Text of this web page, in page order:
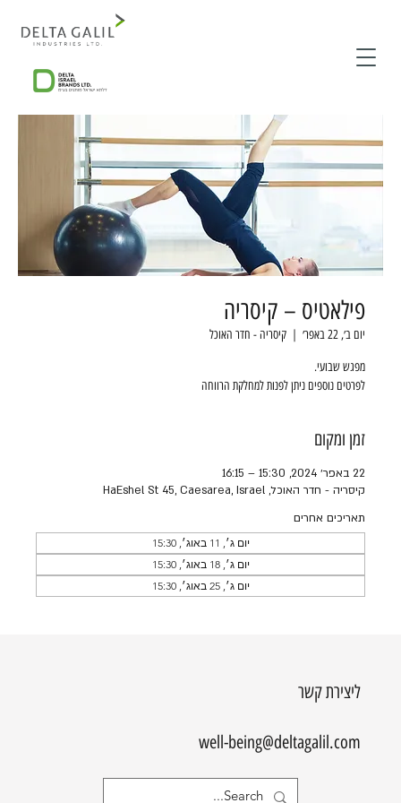
פילאטיס – קיסריה
יום ב׳, 22 באפר׳
  |
קיסריה - חדר האוכל
לפרטים נוספים ניתן לפנות למחלקת הרווחה
זמן ומקום
22 באפר׳ 2024, 15:30 – 16:15
קיסריה - חדר האוכל, HaEshel St 45, Caesarea, Israel
תאריכים אחרים
יום ג׳, 11 באוג׳, 15:30
יום ג׳, 18 באוג׳, 15:30
יום ג׳, 25 באוג׳, 15:30
ליצירת קשר
well-being@deltagalil.com